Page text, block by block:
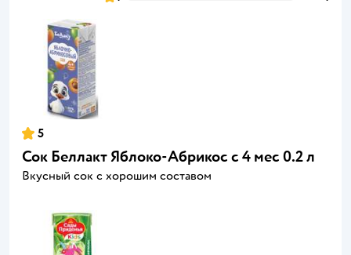
5
Сок Беллакт Яблоко-Абрикос с 4 мес 0.2 л
Вкусный сок с хорошим составом